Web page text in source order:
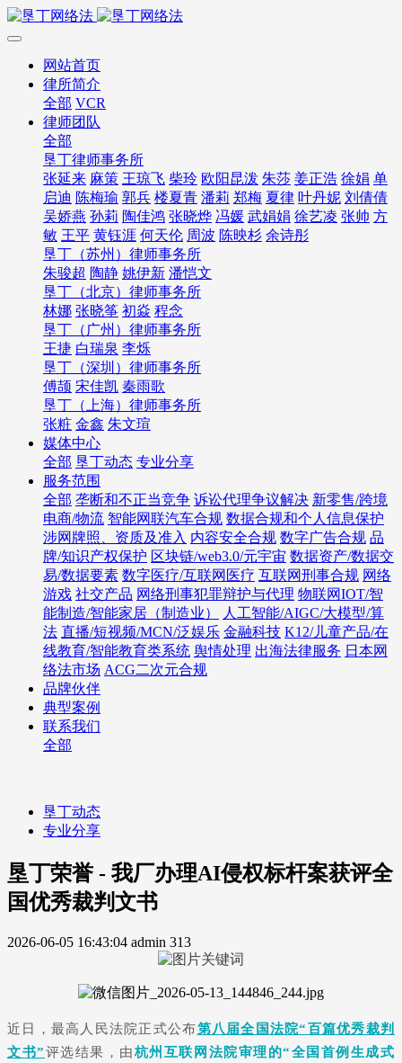
网站首页
律所简介
全部 VCR
律师团队
全部
垦丁律师事务所
张延来 麻策 王琼飞 柴玲 欧阳昆泼 朱莎 姜正浩 徐娟 单
启迪 陈梅瑜 郭兵 楼夏青 潘莉 郑梅 夏律 叶丹妮 刘倩倩
吴娇燕 孙莉 陶佳鸿 张晓烨 冯媛 武娟娟 徐艺凌 张帅 方
敏 王平 黄钰涯 何天伦 周波 陈映杉 余诗彤
垦丁（苏州）律师事务所
朱骏超 陶静 姚伊新 潘恺文
垦丁（北京）律师事务所
林娜 张晓筝 初焱 程念
垦丁（广州）律师事务所
王捷 白瑞泉 李烁
垦丁（深圳）律师事务所
傅颉 宋佳凯 秦雨歌
垦丁（上海）律师事务所
张粧 金鑫 朱文瑄
媒体中心
全部 垦丁动态 专业分享
服务范围
全部 垄断和不正当竞争 诉讼代理争议解决 新零售/跨境
电商/物流 智能网联汽车合规 数据合规和个人信息保护
涉网牌照、资质及准入 内容安全合规 数字广告合规 品
牌/知识产权保护 区块链/web3.0/元宇宙 数据资产/数据交
易/数据要素 数字医疗/互联网医疗 互联网刑事合规 网络
游戏 社交产品 网络刑事犯罪辩护与代理 物联网IOT/智
能制造/智能家居（制造业）
人工智能/AIGC/大模型/算
法 直播/短视频/MCN/泛娱乐 金融科技 K12/儿童产品/在
线教育/智能教育类系统 舆情处理 出海法律服务 日本网
络法市场 ACG二次元合规
品牌伙伴
典型案例
联系我们
全部
垦丁动态
专业分享
垦丁荣誉 - 我厂办理AI侵权标杆案获评全
国优秀裁判文书
2026-06-05 16:43:04 admin 313
近日，最高人民法院正式公布第八届全国法院“百篇优秀裁判
文书”评选结果，由杭州互联网法院审理的“全国首例生成式